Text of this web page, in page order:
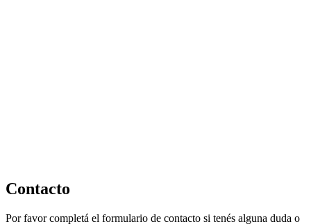
Contacto
Por favor completá el formulario de contacto si tenés alguna duda o